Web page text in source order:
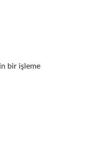
bir işleme